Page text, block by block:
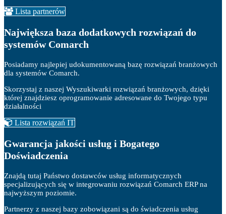
Lista partnerów
Największa baza dodatkowych rozwiązań do
systemów Comarch
Posiadamy najlepiej udokumentowaną bazę rozwiązań branżowych
dla systemów Comarch.
Skorzystaj z naszej Wyszukiwarki rozwiązań branżowych, dzięki
której znajdziesz oprogramowanie adresowane do Twojego typu
działalności
Lista rozwiązań IT
Gwarancja jakości usług i Bogatego
Doświadczenia
Znajdą tutaj Państwo dostawców usług informatycznych
specjalizujących się w integrowaniu rozwiązań Comarch ERP na
najwyższym poziomie.
Partnerzy z naszej bazy zobowiązani są do świadczenia usług